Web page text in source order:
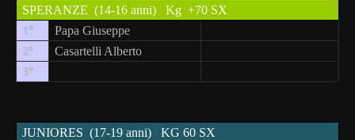
SPERANZE (14-16 anni) Kg +70 SX
1° Papa Giuseppe
2° Casartelli Alberto
3°
JUNIORES (17-19 anni) KG 60 SX